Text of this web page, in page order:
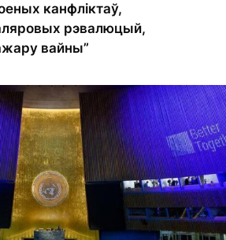
канфліктаў,
рэвалюцый,
вайны”